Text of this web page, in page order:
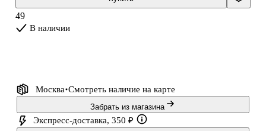
49
В наличии
Москва Смотреть наличие на карте
Забрать из магазина
Экспресс-доставка, 350 ₽